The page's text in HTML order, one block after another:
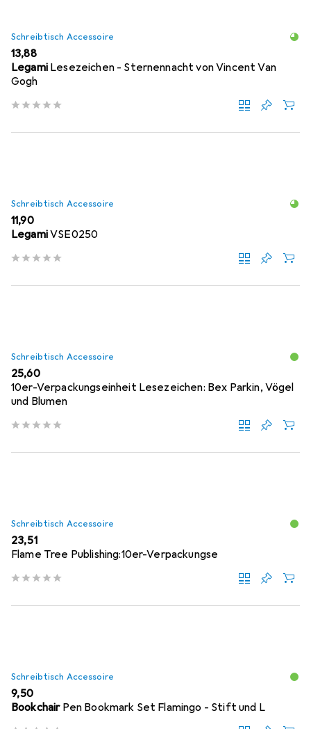
Schreibtisch Accessoire
EUR
13,88
Legami Lesezeichen - Sternennacht von Vincent Van
Gogh
Schreibtisch Accessoire
EUR
11,90
LegamiVSE0250
Schreibtisch Accessoire
EUR
25,60
10er-Verpackungseinheit Lesezeichen: Bex Parkin, Vögel
und Blumen
Schreibtisch Accessoire
EUR
23,51
Flame Tree Publishing:10er-Verpackungse
Schreibtisch Accessoire
EUR
9,50
Bookchair Pen Bookmark Set Flamingo - Stift und L